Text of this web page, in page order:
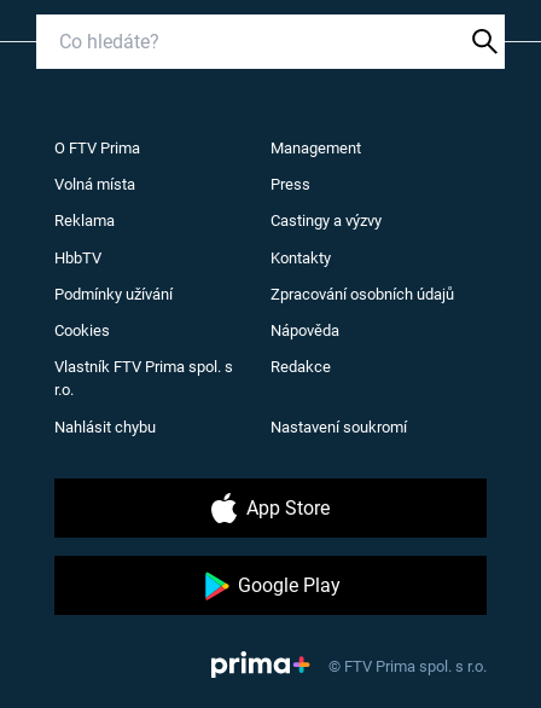
O FTV Prima Management
Volná místa Press
Reklama Castingy a výzvy
HbbTV Kontakty
Podmínky užívání Zpracování osobních údajů
Cookies Nápověda
Vlastník FTV Prima spol. s
r.o.
Redakce
Nahlásit chybu Nastavení soukromí
App Store
Google Play
© FTV Prima spol. s r.o.